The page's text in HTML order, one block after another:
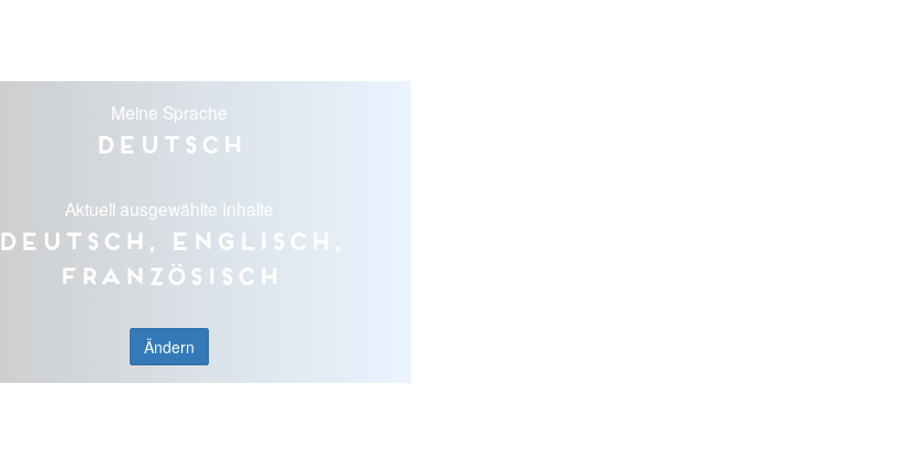
Meine Sprache
Deutsch
Aktuell ausgewählte Inhalte
Deutsch, Englisch,
Französisch
Ändern